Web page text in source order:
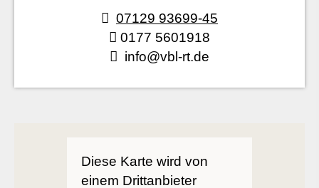
07129 93699-45
0177 5601918
info@vbl-rt.de
Diese Karte wird von
einem Drittanbieter